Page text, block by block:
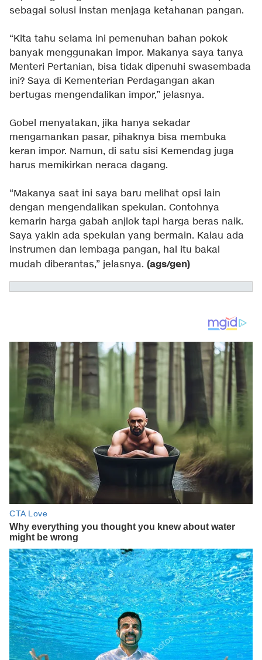
sebagai solusi instan menjaga ketahanan pangan.
“Kita tahu selama ini pemenuhan bahan pokok
banyak menggunakan impor. Makanya saya tanya
Menteri Pertanian, bisa tidak dipenuhi swasembada
ini? Saya di Kementerian Perdagangan akan
bertugas mengendalikan impor,” jelasnya.
Gobel menyatakan, jika hanya sekadar
mengamankan pasar, pihaknya bisa membuka
keran impor. Namun, di satu sisi Kemendag juga
harus memikirkan neraca dagang.
“Makanya saat ini saya baru melihat opsi lain
dengan mengendalikan spekulan. Contohnya
kemarin harga gabah anjlok tapi harga beras naik.
Saya yakin ada spekulan yang bermain. Kalau ada
instrumen dan lembaga pangan, hal itu bakal
mudah diberantas,” jelasnya. (ags/gen)